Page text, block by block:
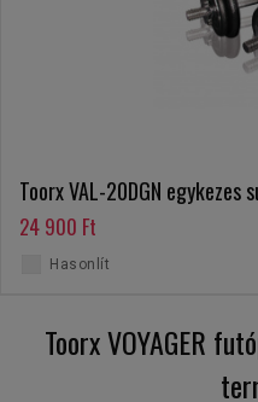
Toorx VAL-20DGN
24 900 Ft
Hasonlít
Toorx VOYAGER